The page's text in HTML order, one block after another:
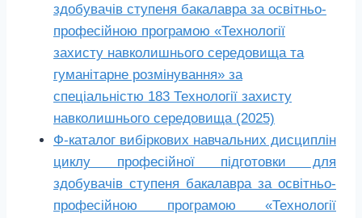
здобувачів ступеня бакалавра за освітньо-
професійною програмою «Технології
захисту навколишнього середовища та
гуманітарне розмінування» за
спеціальністю 183 Технології захисту
навколишнього середовища (2025)
Ф-каталог вибіркових навчальних дисциплін
циклу професійної підготовки для
здобувачів ступеня бакалавра за освітньо-
професійною програмою «Технології